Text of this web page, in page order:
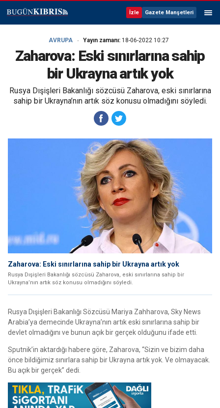
İzle Gazete Manşetleri
AVRUPA Yayın zamanı: 18-06-2022 10:27
Zaharova: Eski sınırlarına sahip
bir Ukrayna artık yok
Rusya Dışişleri Bakanlığı sözcüsü Zaharova, eski sınırlarına
sahip bir Ukrayna’nın artık söz konusu olmadığını söyledi.
Zaharova: Eski sınırlarına sahip bir Ukrayna artık yok
Rusya Dışişleri Bakanlığı sözcüsü Zaharova, eski sınırlarına sahip bir
Ukrayna’nın artık söz konusu olmadığını söyledi.
Rusya Dışişleri Bakanlığı Sözcüsü Mariya Zahharova, Sky News
Arabia’ya demecinde Ukrayna’nın artık eski sınırlarına sahip bir
devlet olmadığını ve bunun açık bir gerçek olduğunu ifade etti.
Sputnik’in aktardığı habere göre, Zaharova, “Sizin ve bizim daha
önce bildiğimiz sınırlara sahip bir Ukrayna artık yok. Ve olmayacak.
Bu açık bir gerçek” dedi.